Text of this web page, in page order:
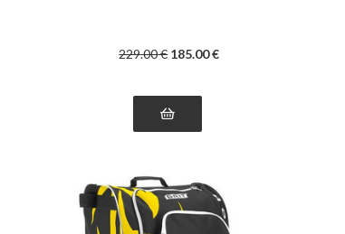
229.00€ 185.00€